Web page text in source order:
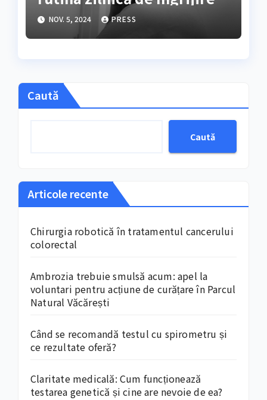
NOV. 5, 2024 PRESS
Caută
Caută
Articole recente
Chirurgia robotică în tratamentul cancerului
colorectal
Ambrozia trebuie smulsă acum: apel la
voluntari pentru acțiune de curățare în Parcul
Natural Văcărești
Când se recomandă testul cu spirometru și
ce rezultate oferă?
Claritate medicală: Cum funcționează
testarea genetică și cine are nevoie de ea?